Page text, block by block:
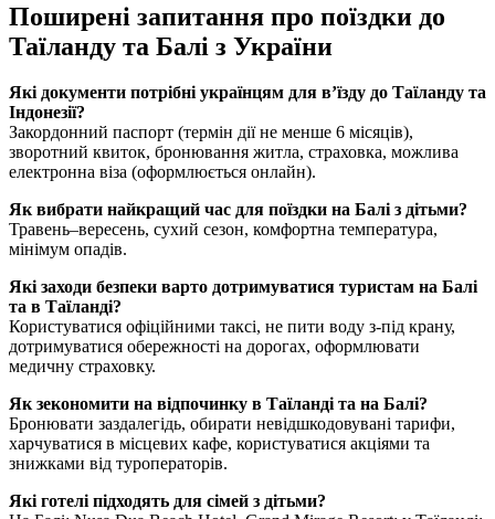
Поширені запитання про поїздки до
Таїланду та Балі з України
Які документи потрібні українцям для в’їзду до Таїланду та
Індонезії?
Закордонний паспорт (термін дії не менше 6 місяців),
зворотний квиток, бронювання житла, страховка, можлива
електронна віза (оформлюється онлайн).
Як вибрати найкращий час для поїздки на Балі з дітьми?
Травень–вересень, сухий сезон, комфортна температура,
мінімум опадів.
Які заходи безпеки варто дотримуватися туристам на Балі
та в Таїланді?
Користуватися офіційними таксі, не пити воду з-під крану,
дотримуватися обережності на дорогах, оформлювати
медичну страховку.
Як зекономити на відпочинку в Таїланді та на Балі?
Бронювати заздалегідь, обирати невідшкодовувані тарифи,
харчуватися в місцевих кафе, користуватися акціями та
знижками від туроператорів.
Які готелі підходять для сімей з дітьми?